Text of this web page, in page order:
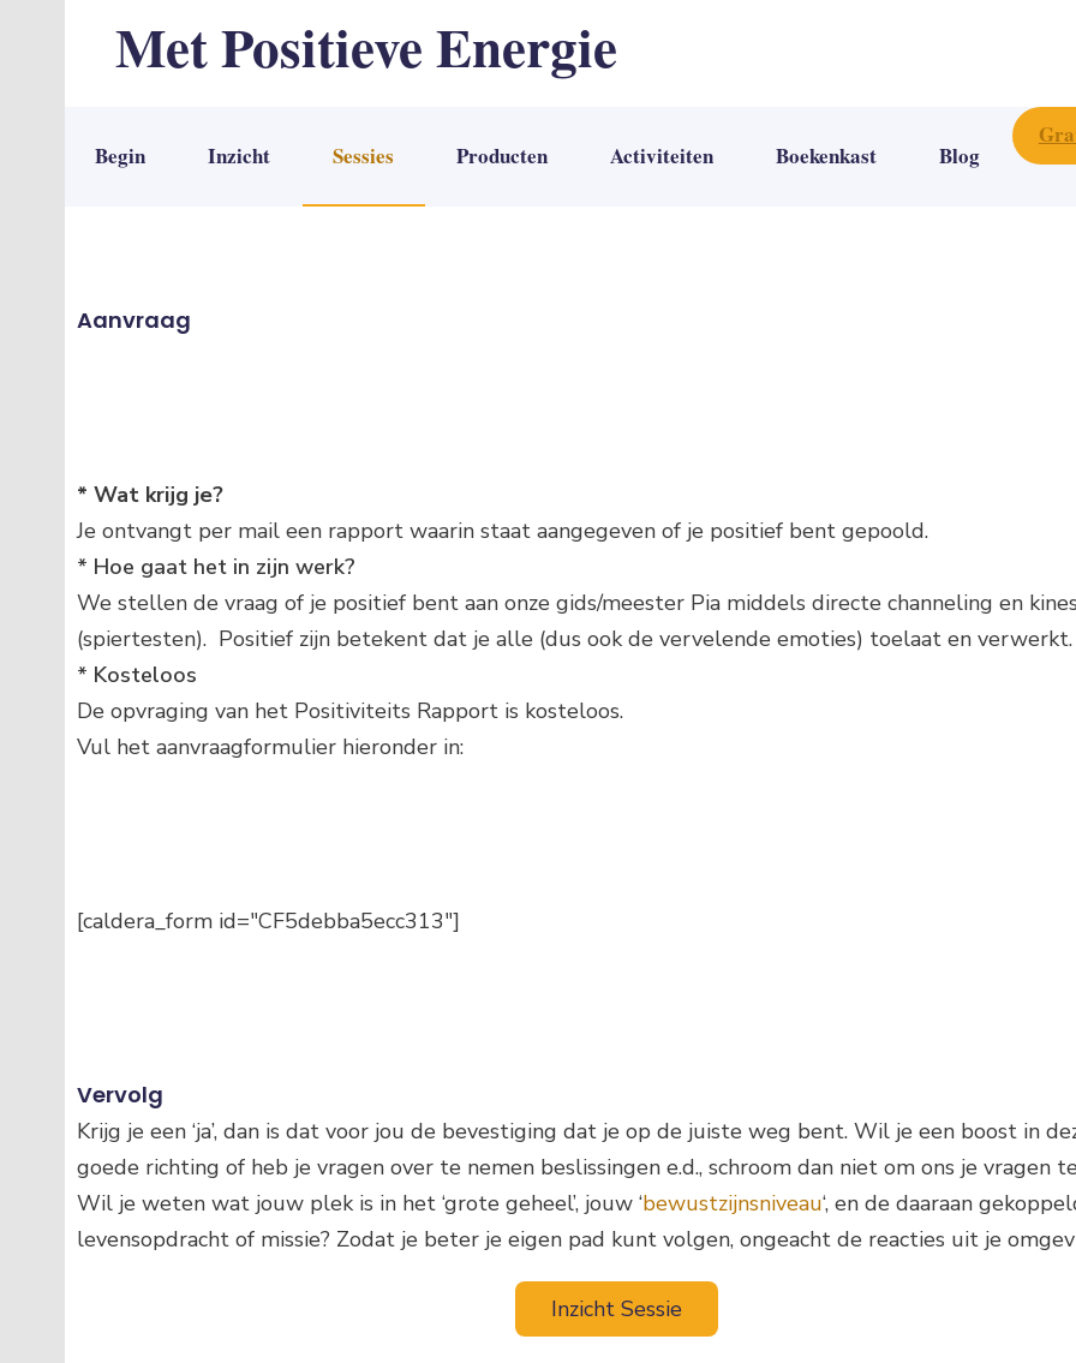
Met Positieve Energie
Begin Inzicht Sessies Producten Activiteiten Boekenkast Blog
Aanvraag
* Wat krijg je?
Je ontvangt per mail een rapport waarin staat aangegeven of je positief bent gepoold.
* Hoe gaat het in zijn werk?
We stellen de vraag of je positief bent aan onze gids/meester Pia middels directe channeling en
(spiertesten). Positief zijn betekent dat je alle (dus ook de vervelende emoties) toelaat en verwerkt.
* Kosteloos
De opvraging van het Positiviteits Rapport is kosteloos.
Vul het aanvraagformulier hieronder in:
[caldera_form id="CF5debba5ecc313"]
Vervolg
Krijg je een ‘ja’, dan is dat voor jou de bevestiging dat je op de juiste weg bent. Wil je een boost in
Wil je weten wat jouw plek is in het ‘grote geheel’, jouw ‘bewustzijnsniveau‘, en de daaraan
levensopdracht of missie? Zodat je beter je eigen pad kunt volgen, ongeacht de reacties uit je
Inzicht Sessie